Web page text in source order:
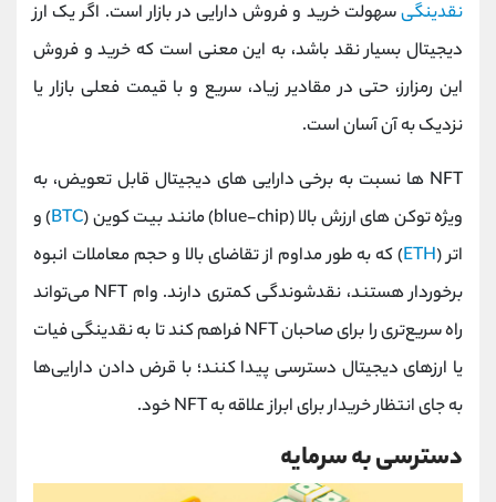
نقدینگیسهولت خرید و فروش دارایی در بازار است. اگر یک ارز
دیجیتال بسیار نقد باشد، به این معنی است که خرید و فروش
این رمزارز، حتی در مقادیر زیاد، سریع و با قیمت فعلی بازار یا
نزدیک به آن آسان است.
NFT ها نسبت به برخی دارایی های دیجیتال قابل تعویض، به
ویژه توکن های ارزش بالا (blue-chip) مانند بیت کوین (
BTC) و
اتر (ETH) که به طور مداوم از تقاضای بالا و حجم معاملات انبوه
برخوردار هستند، نقدشوندگی کمتری دارند. وام NFT می‌تواند
راه سریع‌تری را برای صاحبان NFT فراهم کند تا به نقدینگی فیات
یا ارزهای دیجیتال دسترسی پیدا کنند؛ با قرض دادن دارایی‌ها
به جای انتظار خریدار برای ابراز علاقه به NFT خود.
دسترسی به سرمایه